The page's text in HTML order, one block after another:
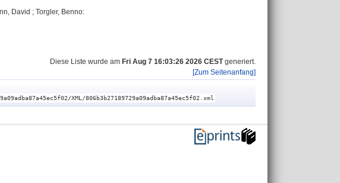
David ; Torgler, Benno:
Diese Liste wurde am Fri Aug 7 16:03:26 2026 CESTgeneriert.
[Zum Seitenanfang]
XML/806b3b27189729a09adba87a45ec5f02.xml